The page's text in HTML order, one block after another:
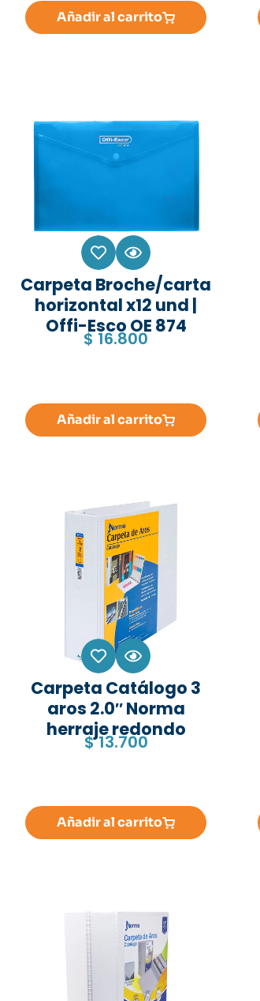
Añadir al carrito
Carpeta Broche/carta
horizontal x12 und |
Offi-Esco OE 874
$16.800
Añadir al carrito
Carpeta Catálogo 3
aros 2.0″ Norma
herraje redondo
$13.700
Añadir al carrito